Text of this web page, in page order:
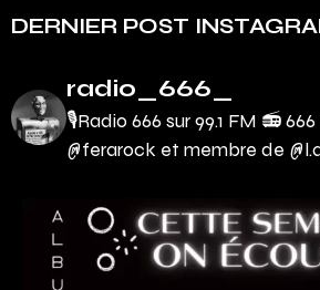
DERNIER POST
radio_666_
🎙Radio 666 sur 99.1 FM 📻
@ferarock et membre de